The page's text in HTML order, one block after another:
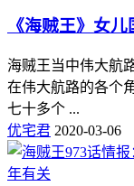
《海贼王》女
海贼王当中伟大航
在伟大航路的各个
七十多个 ...
优宅君 2020-03-06